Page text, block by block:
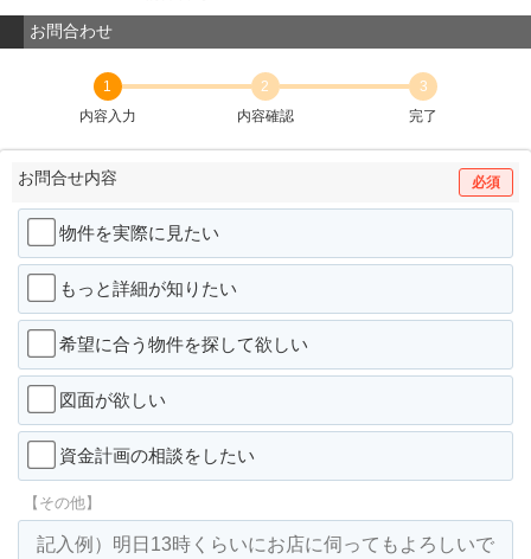
お問合わせ
1
内容入力
2
内容確認
3
完了
お問合せ内容 必須
物件を実際に見たい
もっと詳細が知りたい
希望に合う物件を探して欲しい
図面が欲しい
資金計画の相談をしたい
【その他】